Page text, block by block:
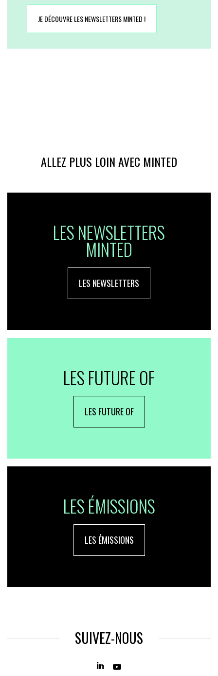
JE DÉCOUVRE LES NEWSLETTERS MINTED !
ALLEZ PLUS LOIN AVEC MINTED
LES NEWSLETTERS
MINTED
LES NEWSLETTERS
LES FUTURE OF
LES FUTURE OF
LES ÉMISSIONS
LES ÉMISSIONS
SUIVEZ-NOUS